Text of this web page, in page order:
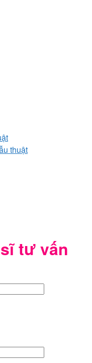
thuật
tư vấn